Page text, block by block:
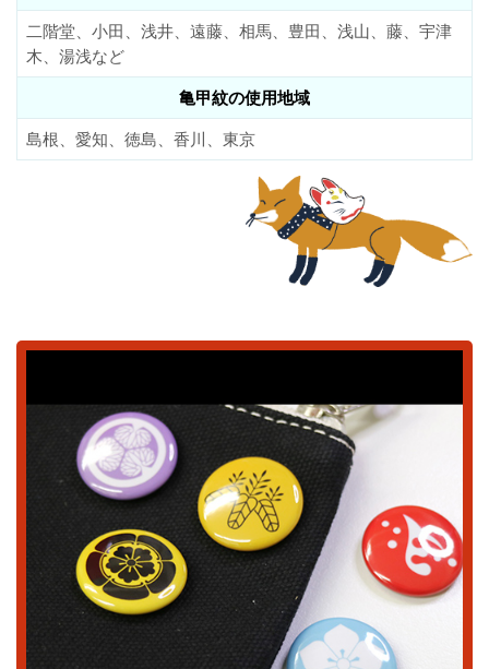
二階堂、小田、浅井、遠藤、相馬、豊田、浅山、藤、宇津
木、湯浅など
亀甲紋の使用地域
島根、愛知、徳島、香川、東京